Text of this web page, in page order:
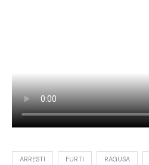
ARRESTI FURTI RAGUSA